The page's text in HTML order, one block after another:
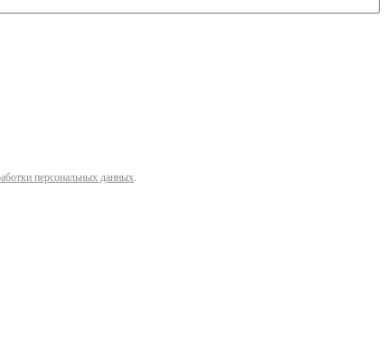
персональных данных.